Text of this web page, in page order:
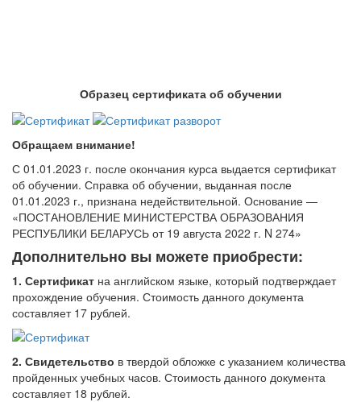
Образец сертификата об обучении
Обращаем внимание!
С 01.01.2023 г. после окончания курса выдается сертификат
об обучении. Справка об обучении, выданная после
01.01.2023 г., признана недействительной. Основание —
«ПОСТАНОВЛЕНИЕ МИНИСТЕРСТВА ОБРАЗОВАНИЯ
РЕСПУБЛИКИ БЕЛАРУСЬ от 19 августа 2022 г. N 274»
Дополнительно вы можете приобрести:
1. Сертификат на английском языке, который подтверждает
прохождение обучения. Стоимость данного документа
составляет 17 рублей.
2. Свидетельство в твердой обложке с указанием количества
пройденных учебных часов. Стоимость данного документа
составляет 18 рублей.